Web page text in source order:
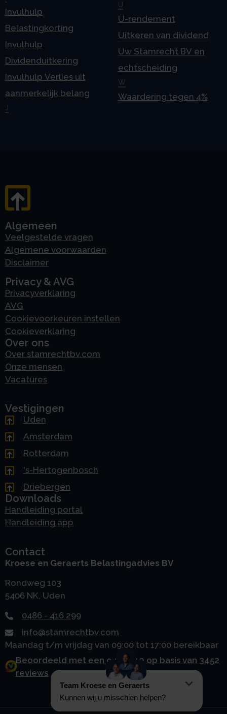
Invulhulp
Belastingkorting
Invulhulp
Dividenduitkering
Invulhulp Verlies uit
aanmerkelijk belang
J
U
U-rendement
Uitkeren van dividend
Uw Stamrecht BV en
echtscheiding
W
Waardering tegen 4%
Algemeen
Veelgestelde vragen
Algemene voorwaarden
Disclaimer
Privacy & AVG
Privacyverklaring
AVG
Cookievoorkeuren instellen
Cookieverklaring
Over ons
Over stamrechtbv.com
Onze mensen
Vacatures
Vestigingen
Uden
Amsterdam
Rotterdam
's-Hertogenbosch
Driebergen
Downloads
Handleiding portal
Handleiding app
Contact
Kroese en Geraerts Belastingadvies BV
Rondweg 103
5406 NK, Uden
0486 - 416 299
info@stamrechtbv.com
Maandag t/m vrijdag van 09:00 tot 17:00 bereikbaar
Beoordeeld met een 9.0 uit 10 op basis van 3452
reviews